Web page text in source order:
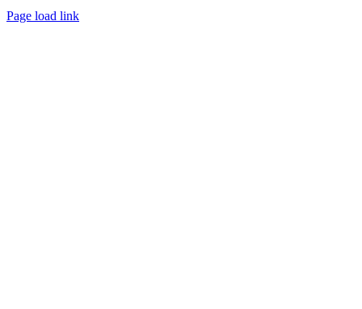
Facebook
Twitter
Instagram
Pinterest
Page load link